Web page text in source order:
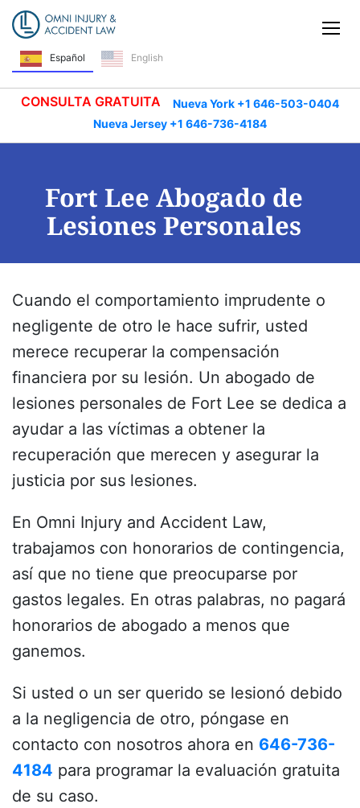
Saltar navegación
Español English
CONSULTA GRATUITA
Nueva York +1 646-503-0404
Nueva Jersey +1 646-736-4184
Fort Lee Abogado de
Lesiones Personales
Cuando el comportamiento imprudente o
negligente de otro le hace sufrir, usted
merece recuperar la compensación
financiera por su lesión. Un abogado de
lesiones personales de Fort Lee se dedica a
ayudar a las víctimas a obtener la
recuperación que merecen y asegurar la
justicia por sus lesiones.
En Omni Injury and Accident Law,
trabajamos con honorarios de contingencia,
así que no tiene que preocuparse por
gastos legales. En otras palabras, no pagará
honorarios de abogado a menos que
ganemos.
Si usted o un ser querido se lesionó debido
a la negligencia de otro, póngase en
contacto con nosotros ahora en 646-736-
4184 para programar la evaluación gratuita
de su caso.